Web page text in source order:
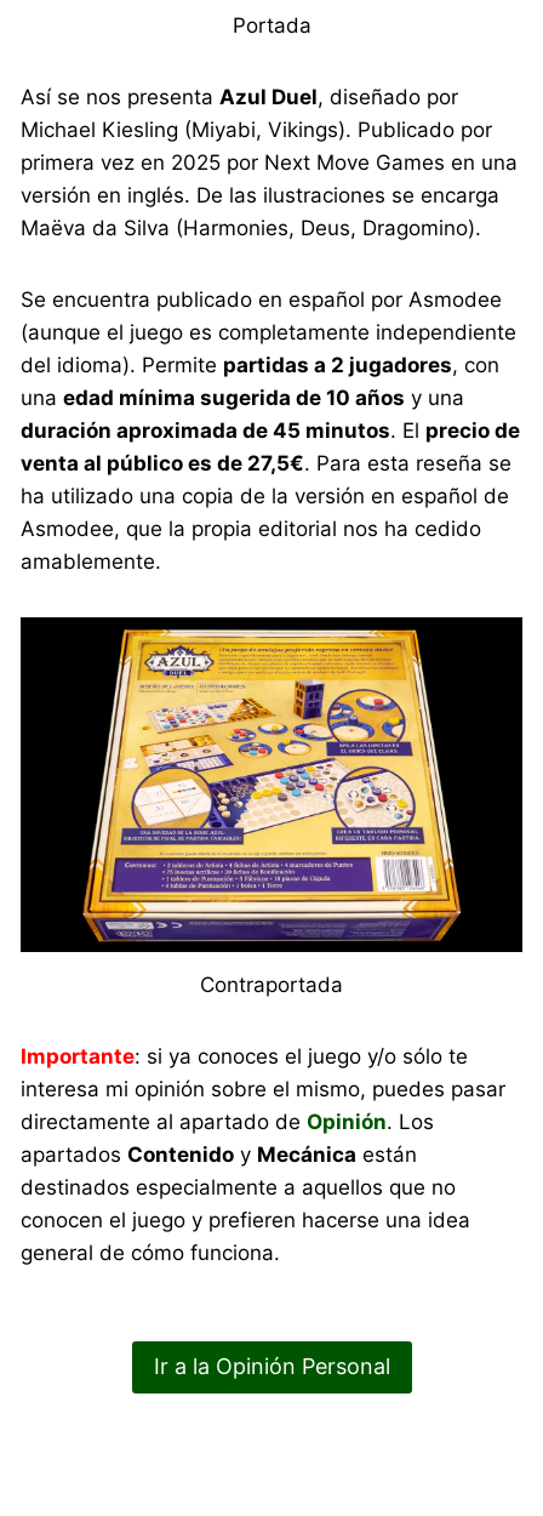
Portada
Así se nos presentaAzul Duel, diseñado por
Michael Kiesling (Miyabi, Vikings). Publicado por
primera vez en 2025 por Next Move Games en una
versión en inglés. De las ilustraciones se encarga
Maëva da Silva (Harmonies, Deus, Dragomino).
Se encuentra publicado en español por Asmodee
(aunque el juego es completamente independiente
del idioma). Permite partidas a 2 jugadores, con
unaedad mínima sugerida de 10 años y una
duración aproximada de 45 minutos. El precio de
venta al público es de 27,5€. Para esta reseña se
ha utilizado una copia de la versión en español de
Asmodee, que la propia editorial nos ha cedido
amablemente.
Contraportada
Importante: si ya conoces el juego y/o sólo te
interesa mi opinión sobre el mismo, puedes pasar
directamente al apartado deOpinión. Los
apartadosContenido y Mecánica están
destinados especialmente a aquellos que no
conocen el juego y prefieren hacerse una idea
general de cómo funciona.
Ir a la Opinión Personal